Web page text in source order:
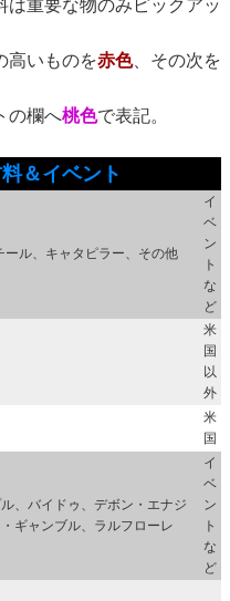
は重要な物のみピックアッ
高いものを赤色、その次を
の欄へ桃色で表記。
＆イベント
ル、キャタピラー、その他
イ
ベ
ン
ト
な
ど
米
国
以
外
米
国
、バイドゥ、デボン・エナジ
ギャンブル、ラルフローレ
イ
ベ
ン
ト
な
ど